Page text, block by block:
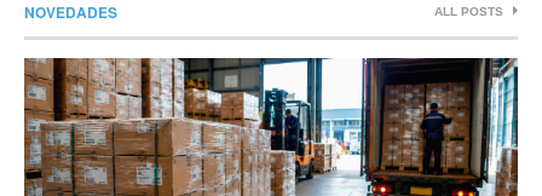
NOVEDADES ALL POSTS